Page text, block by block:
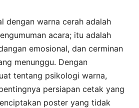
dengan warna cerah adalah
acara; itu adalah
emosional, dan cerminan
menunggu. Dengan
tentang psikologi warna,
persiapan cetak yang
poster yang tidak